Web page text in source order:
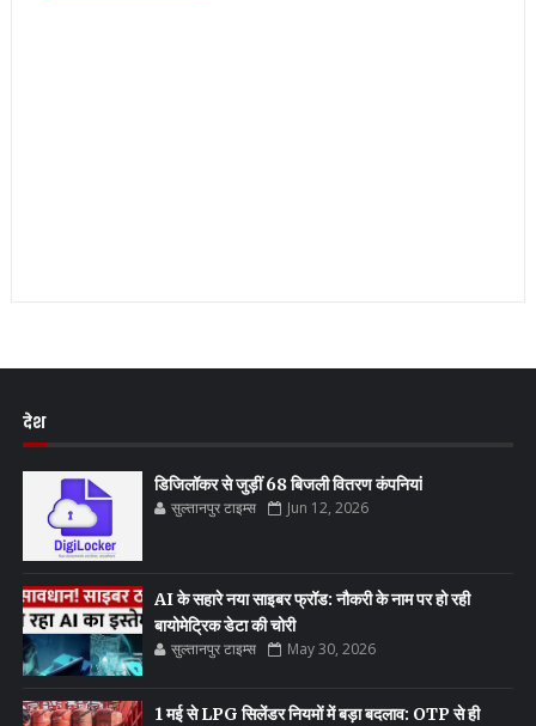
देश
डिजिलॉकर से जुड़ीं 68 बिजली वितरण कंपनियां
सुल्तानपुर टाइम्स Jun 12, 2026
AI के सहारे नया साइबर फ्रॉड: नौकरी के नाम पर हो रही
बायोमेट्रिक डेटा की चोरी
सुल्तानपुर टाइम्स May 30, 2026
1 मई से LPG सिलेंडर नियमों में बड़ा बदलाव: OTP से ही